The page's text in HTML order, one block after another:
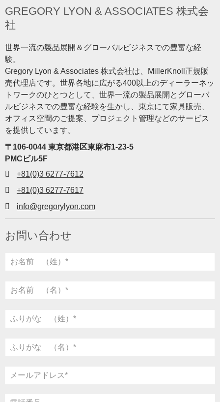
GREGORY LYON & ASSOCIATES 株式会
社
世界一流の製品展開＆グローバルビジネスでの豊富な経
験。
Gregory Lyon & Associates 株式会社は、MillerKnoll正規販
売代理店です。世界各地に広がる400以上のディーラーネッ
トワークのひとつとして、世界一流の製品展開とグローバ
ルビジネスでの豊富な経験を生かし、東京にて家具販売、
オフィス空間のご提案、プロジェクト管理などのサービス
を提供しています。
〒106-0044 東京都港区東麻布1-23-5
PMCビル5F
+81(0)3 6277-7612
+81(0)3 6277-7617
info@gregorylyon.com
お問い合わせ